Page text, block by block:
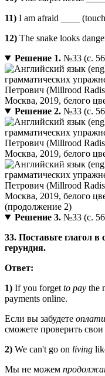
11) I am afraid ____
12) The snake looks
Решение 1.№33 (с.
Решение 2.№33 (с.
Решение 3.№33 (с.
33. Поставьте глагол
герундия.
Ответ:
1) If you forget to pay the
payments online.
Если вы забудете
сможете проверить
2) We can't go on living
Мы не можем